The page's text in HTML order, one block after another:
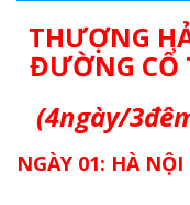
THƯỢNG
ĐƯỜNG CỔ
(4ngày/
NGÀY 01:
(Ăn